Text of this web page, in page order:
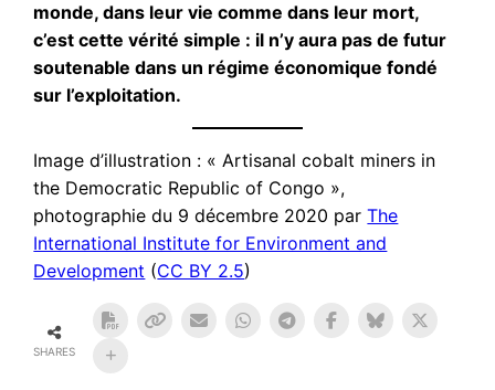
monde, dans leur vie comme dans leur mort,
c’est cette vérité simple : il n’y aura pas de futur
soutenable dans un régime économique fondé
sur l’exploitation.
Image d’illustration : « Artisanal cobalt miners in
the Democratic Republic of Congo »,
photographie du 9 décembre 2020 parThe
International Institute for Environment and
Development (CC BY 2.5)
SHARES